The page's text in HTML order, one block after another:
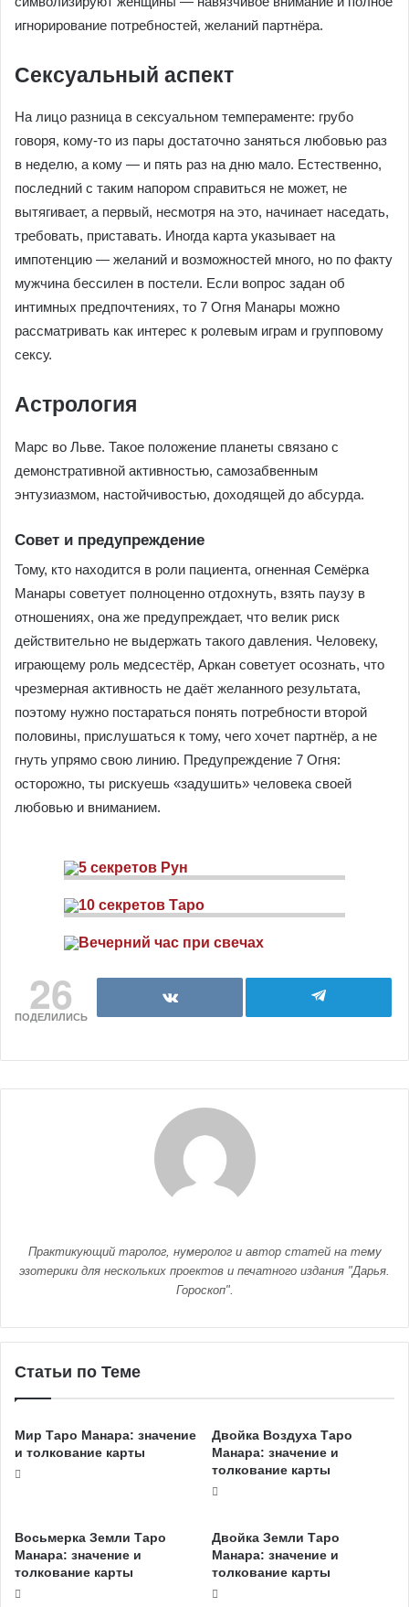
игнорирование потребностей, желаний партнёра.
Сексуальный аспект
На лицо разница в сексуальном темпераменте: грубо
говоря, кому-то из пары достаточно заняться любовью раз
в неделю, а кому — и пять раз на дню мало. Естественно,
последний с таким напором справиться не может, не
вытягивает, а первый, несмотря на это, начинает наседать,
требовать, приставать. Иногда карта указывает на
импотенцию — желаний и возможностей много, но по факту
мужчина бессилен в постели. Если вопрос задан об
интимных предпочтениях, то 7 Огня Манары можно
рассматривать как интерес к ролевым играм и групповому
сексу.
Астрология
Марс во Льве. Такое положение планеты связано с
демонстративной активностью, самозабвенным
энтузиазмом, настойчивостью, доходящей до абсурда.
Совет и предупреждение
Тому, кто находится в роли пациента, огненная Семёрка
Манары советует полноценно отдохнуть, взять паузу в
отношениях, она же предупреждает, что велик риск
действительно не выдержать такого давления. Человеку,
играющему роль медсестёр, Аркан советует осознать, что
чрезмерная активность не даёт желанного результата,
поэтому нужно постараться понять потребности второй
половины, прислушаться к тому, чего хочет партнёр, а не
гнуть упрямо свою линию. Предупреждение 7 Огня:
осторожно, ты рискуешь «задушить» человека своей
любовью и вниманием.
26
ПОДЕЛИЛИСЬ
Практикующий таролог, нумеролог и автор статей на тему
эзотерики для нескольких проектов и печатного издания "Дарья.
Гороскоп".
Статьи по Теме
Мир Таро Манара: значение
и толкование карты
Двойка Воздуха Таро
Манара: значение и
толкование карты
Восьмерка Земли Таро
Манара: значение и
толкование карты
Двойка Земли Таро
Манара: значение и
толкование карты